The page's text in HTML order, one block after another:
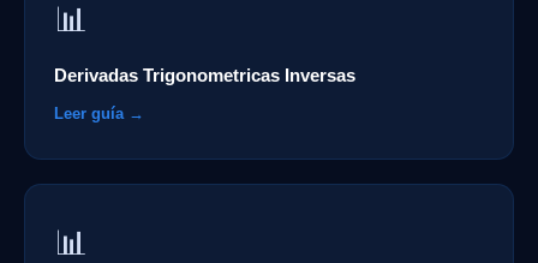
📊
Derivadas Trigonometricas Inversas
Leer guía →
📊